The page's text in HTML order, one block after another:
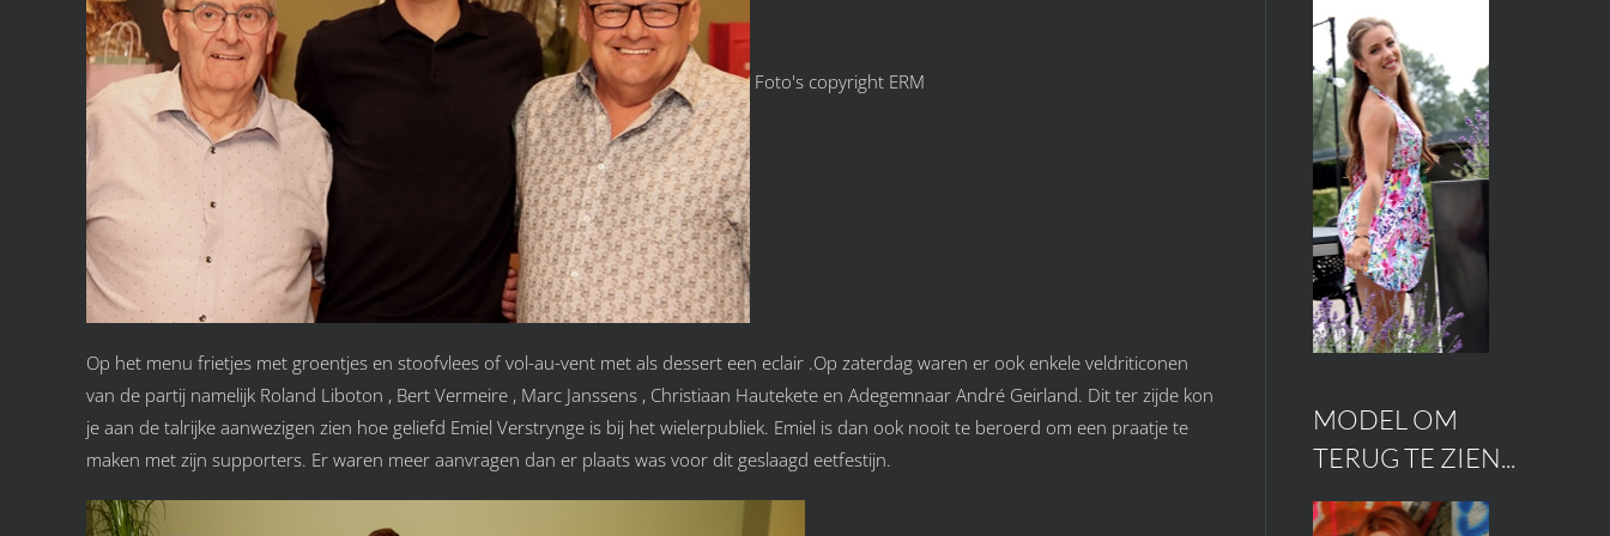
Foto's copyright ERM
Op het menu frietjes met groentjes en stoofvlees of vol-au-vent met als dessert een eclair .Op zaterdag waren er ook enkele veldriticonen
van de partij namelijk Roland Liboton , Bert Vermeire , Marc Janssens , Christiaan Hautekete en Adegemnaar André Geirland. Dit ter zijde kon
je aan de talrijke aanwezigen zien hoe geliefd Emiel Verstrynge is bij het wielerpubliek. Emiel is dan ook nooit te beroerd om een praatje te
maken met zijn supporters. Er waren meer aanvragen dan er plaats was voor dit geslaagd eetfestijn.
MODEL OM
TERUG TE ZIEN...